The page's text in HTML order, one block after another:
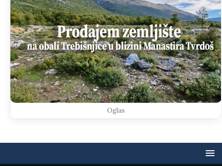
Oglas